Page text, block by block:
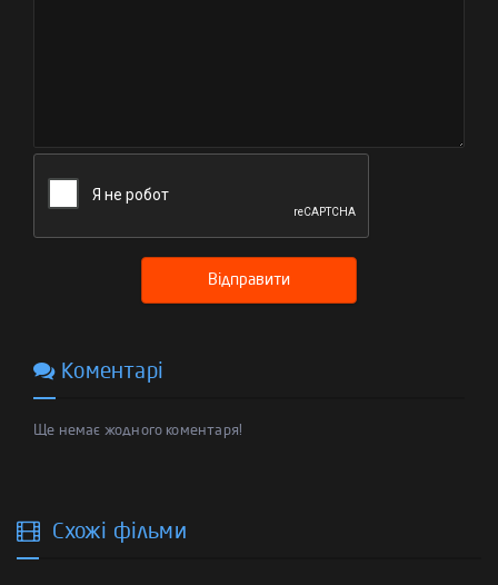
Відправити
Коментарі
Ще немає жодного коментаря!
Схожі фільми